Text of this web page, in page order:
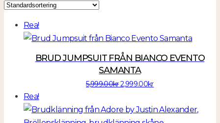
Rea!
BRUD JUMPSUIT FRÅN BIANCO EVENTO
SAMANTA
5,999.00krDet
priset
2,999.00krDet
priset
Rea!